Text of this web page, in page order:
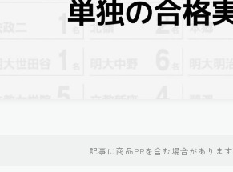
記事に商品PRを含む場合があります